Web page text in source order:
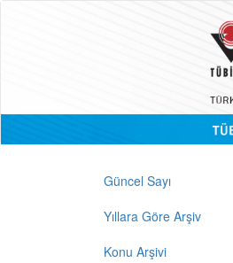
Güncel Sayı
Yıllara Göre Arşiv
Konu Arşivi